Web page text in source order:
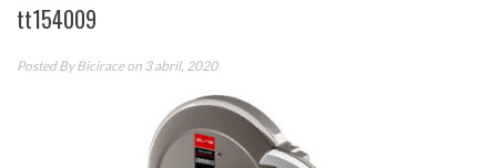
tt154009
Posted ByBiciraceon 3 abril, 2020